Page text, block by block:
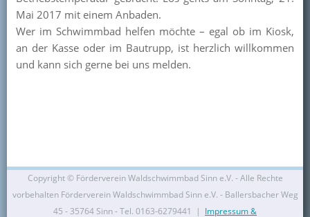
Mai 2017 mit einem Anbaden.
Wer im Schwimmbad helfen möchte – egal ob im Kiosk,
an der Kasse oder im Bautrupp, ist herzlich willkommen
und kann sich gerne bei uns melden.
Copyright © Förderverein Waldschwimmbad Sinn e.V. - Alle Rechte
vorbehalten Förderverein Waldschwimmbad Sinn e.V. - Ballersbacher Weg
45 - 35764 Sinn - Tel. 0163-6279441 | Impressum &